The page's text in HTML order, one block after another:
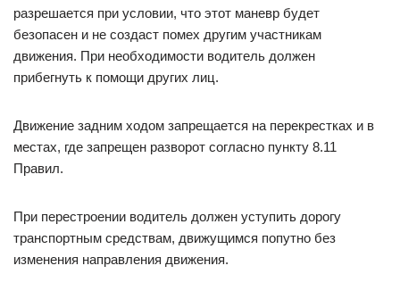
разрешается при условии, что этот маневр будет
безопасен и не создаст помех другим участникам
движения. При необходимости водитель должен
прибегнуть к помощи других лиц.
Движение задним ходом запрещается на перекрестках и в
местах, где запрещен разворот согласно пункту 8.11
Правил.
При перестроении водитель должен уступить дорогу
транспортным средствам, движущимся попутно без
изменения направления движения.